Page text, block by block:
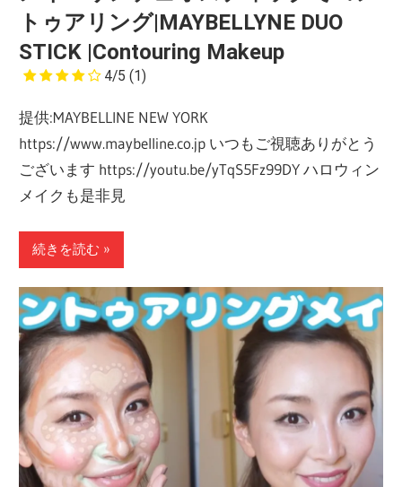
トゥアリング|MAYBELLYNE DUO
STICK |Contouring Makeup
4/5 (1)
提供:MAYBELLINE NEW YORK
https://www.maybelline.co.jp いつもご視聴ありがとう
ございます https://youtu.be/yTqS5Fz99DY ハロウィン
メイクも是非見
続きを読む